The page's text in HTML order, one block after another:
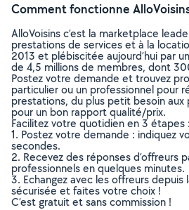
Comment fonctionne
AlloVoisins c’est la marketplace
prestations de services et à la
2013 et plébiscitée aujourd’hui par
de 4,5 millions de membres, dont
Postez votre demande et trouvez
particulier ou un professionnel pour
prestations, du plus petit besoin aux
pour un bon rapport qualité/prix.
Facilitez votre quotidien en 3 étapes :
1. Postez votre demande : indiquez
secondes.
2. Recevez des réponses d’offreurs
professionnels en quelques minutes.
3. Echangez avec les offreurs
sécurisée et faites votre choix !
C’est gratuit et sans commission !